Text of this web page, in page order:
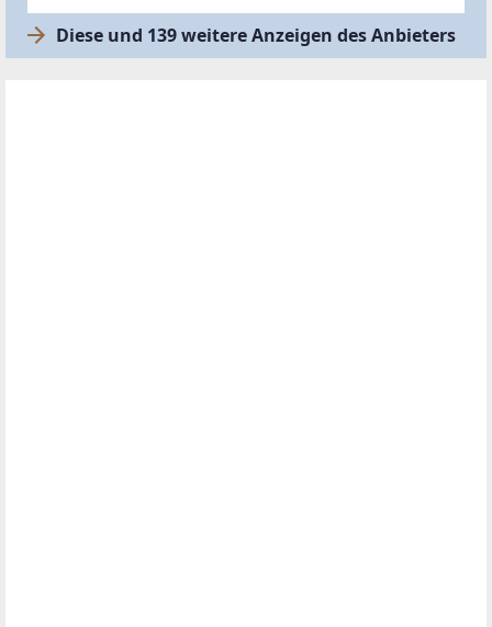
Diese und 139 weitere Anzeigen des Anbieters